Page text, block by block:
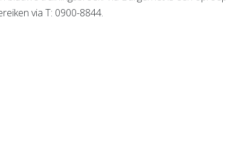
via T: 0900-8844.